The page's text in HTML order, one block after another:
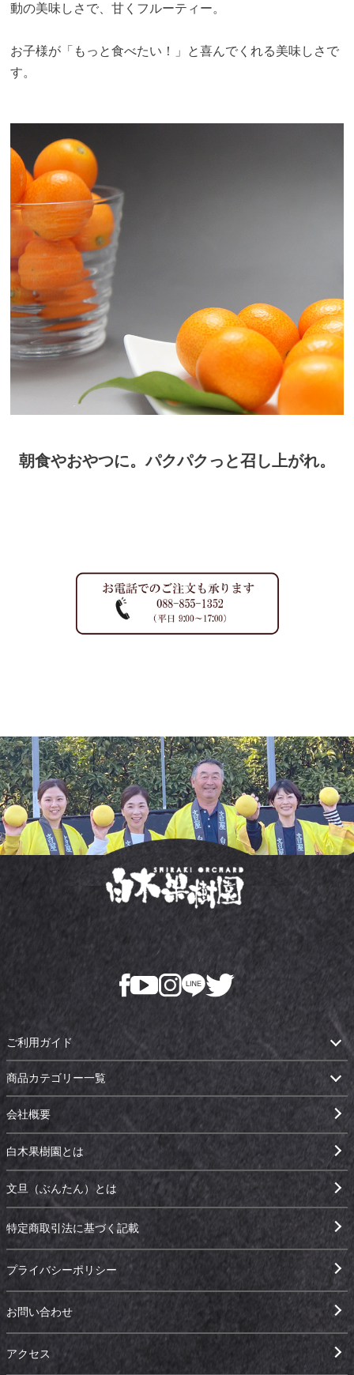
動の美味しさで、甘くフルーティー。
お子様が「もっと食べたい！」と喜んでくれる美味しさで
す。
朝食やおやつに。パクパクっと召し上がれ。
ご利用ガイド
商品カテゴリー一覧
会社概要
白木果樹園とは
文旦（ぶんたん）とは
特定商取引法に基づく記載
プライバシーポリシー
お問い合わせ
アクセス